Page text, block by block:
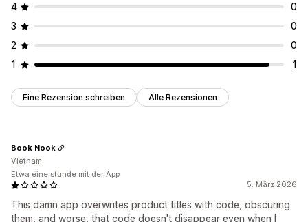
4
0
3
0
2
0
1
1
Eine Rezension schreiben Alle Rezensionen
5. März 2026
This damn app overwrites product titles with code, obscuring
them, and worse, that code doesn't disappear even when I
Book Nook
Vietnam
Etwa eine stunde mit der App